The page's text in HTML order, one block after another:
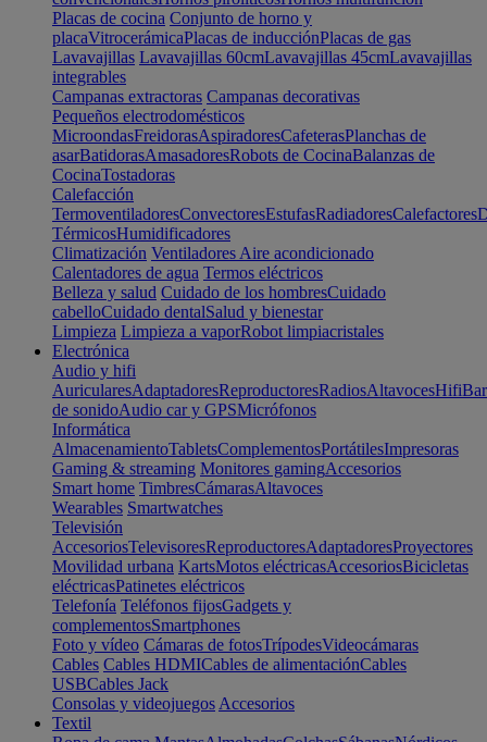
Placas de cocina Conjunto de horno y
placaVitrocerámicaPlacas de inducciónPlacas de gas
Lavavajillas Lavavajillas 60cmLavavajillas 45cmLavavajillas
integrables
Campanas extractoras Campanas decorativas
Pequeños electrodomésticos
MicroondasFreidorasAspiradoresCafeterasPlanchas de
asarBatidorasAmasadoresRobots de CocinaBalanzas de
CocinaTostadoras
Calefacción
TermoventiladoresConvectoresEstufasRadiadoresCalefactores
TérmicosHumidificadores
Climatización Ventiladores Aire acondicionado
Calentadores de agua Termos eléctricos
Belleza y salud Cuidado de los hombresCuidado
cabelloCuidado dentalSalud y bienestar
Limpieza Limpieza a vaporRobot limpiacristales
Electrónica
Audio y hifi
AuricularesAdaptadoresReproductoresRadiosAltavocesHifi
de sonidoAudio car y GPSMicrófonos
Informática
AlmacenamientoTabletsComplementosPortátilesImpresoras
Gaming & streaming Monitores gamingAccesorios
Smart home TimbresCámarasAltavoces
Wearables Smartwatches
Televisión
AccesoriosTelevisoresReproductoresAdaptadoresProyectores
Movilidad urbana KartsMotos eléctricasAccesoriosBicicletas
eléctricasPatinetes eléctricos
Telefonía Teléfonos fijosGadgets y
complementosSmartphones
Foto y vídeo Cámaras de fotosTrípodesVideocámaras
Cables Cables HDMICables de alimentaciónCables
USBCables Jack
Consolas y videojuegos Accesorios
Textil